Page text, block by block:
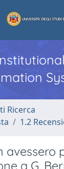
Ricerca
1.2
avessero
a G.